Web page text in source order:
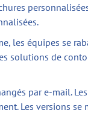
les équipes se
solutions de
par e-mail.
Les versions se